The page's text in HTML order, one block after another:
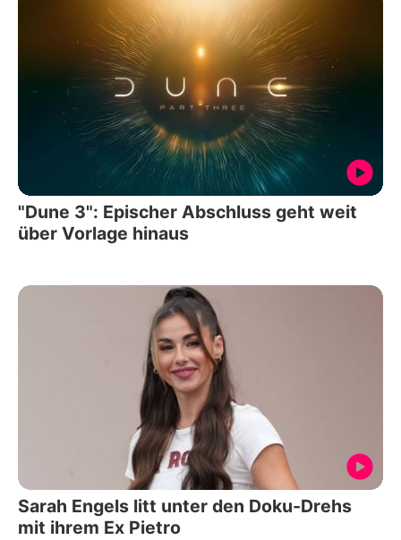
"Dune 3": Epischer Abschluss geht weit
über Vorlage hinaus
Sarah Engels litt unter den Doku-Drehs
mit ihrem Ex Pietro